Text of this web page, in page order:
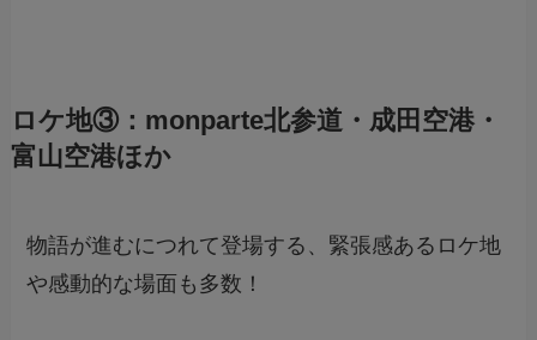
ロケ地③：monparte北参道・成田空港・
富山空港ほか
物語が進むにつれて登場する、緊張感あるロケ地
や感動的な場面も多数！